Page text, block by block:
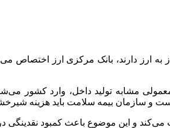
دارند، بانک مرکزی ارز اختصاص
مشابه تولید داخل، وارد کشور
و سازمان بیمه سلامت باید هزینه شیرخشک